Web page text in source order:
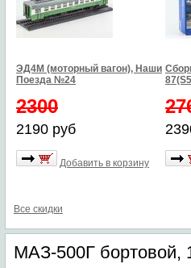
ЭД4М (моторный вагон), Наши
Поезда №24
2300
2190 руб
Добавить в корзину
Все скидки
МАЗ-500Г бортовой,